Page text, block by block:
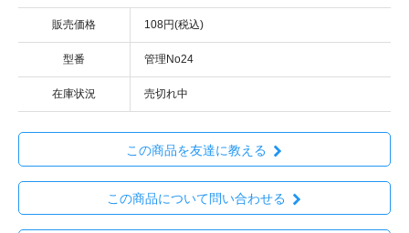
販売価格 108円(税込)
型番 管理No24
在庫状況 売切れ中
この商品を友達に教える
この商品について問い合わせる